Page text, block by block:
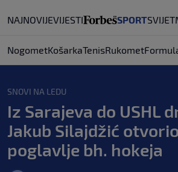
NAJNOVIJEVIJESTI SPORTSVIJET
NogometKošarkaTenisRukomet
SNOVI NA LEDU
Iz Sarajeva do USHL
Jakub Silajdžić
poglavlje bh. hokeja